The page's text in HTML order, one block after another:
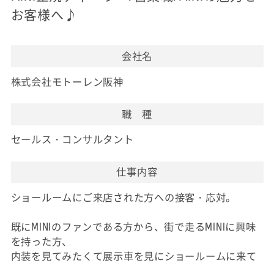
お客様へ♪
会社名
株式会社モトーレン阪神
職 種
セールス・コンサルタント
仕事内容
ショールームにご来店された方への接客・応対。
既にMINIのファンである方から、街で走るMINIに興味
を持った方、
内装を見てみたくて展示車を見にショールームに来て